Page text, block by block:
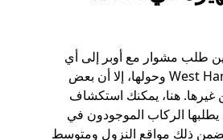
طلب مشوار مع أوبر إلى أي
مكان تقريباً في West Harptree وحولها، إلا أن بعض
غيرها. هنا، يمكنك استكشاف
يطلبها الركاب الموجودون في
ذلك مواقع النزول ومتوسط